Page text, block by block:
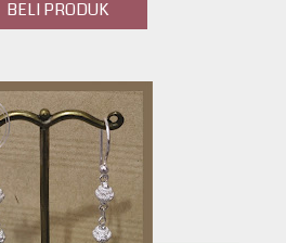
BELI PRODUK